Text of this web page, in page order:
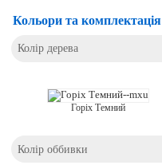
Кольори та комплектація
Колір дерева
Горіх Темний
Колір оббивки